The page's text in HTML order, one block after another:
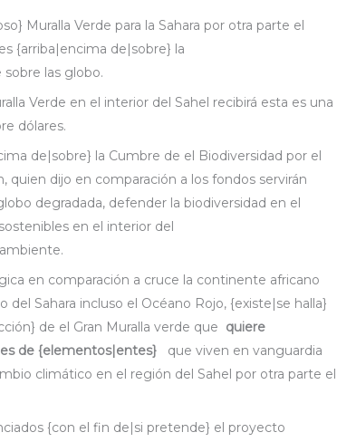
Muralla Verde para la Sahara por otra parte el
{arriba|encima de|sobre} la
las globo.
Verde en el interior del Sahel recibirá esta es una
dólares.
de|sobre} la Cumbre de el Biodiversidad por el
quien dijo en comparación a los fondos servirán
degradada, defender la biodiversidad en el
en el interior del
en comparación a cruce la continente africano
Sahara incluso el Océano Rojo, {existe|se halla}
de el Gran Muralla verde que quiere
de {elementos|entes}
que viven en vanguardia
climático en el región del Sahel por otra parte el
{con el fin de|si pretende} el proyecto